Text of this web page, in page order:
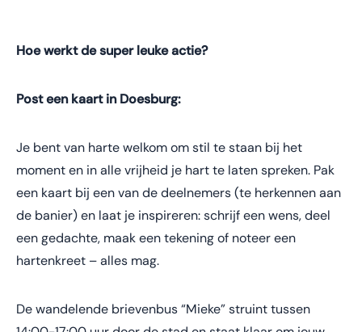
Hoe werkt de super leuke actie?
Post een kaart in Doesburg:
Je bent van harte welkom om stil te staan bij het
moment en in alle vrijheid je hart te laten spreken. Pak
een kaart bij een van de deelnemers (te herkennen aan
de banier) en laat je inspireren: schrijf een wens, deel
een gedachte, maak een tekening of noteer een
hartenkreet – alles mag.
De wandelende brievenbus “Mieke” struint tussen